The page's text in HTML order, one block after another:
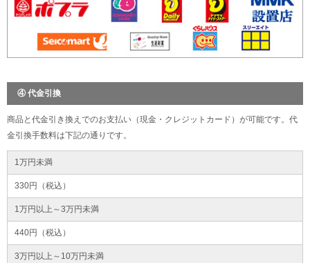
④ 代金引換
商品と代金引き換えでのお支払い（現金・クレジットカード）が可能です。代
金引換手数料は下記の通りです。
1万円未満
330円（税込）
1万円以上～3万円未満
440円（税込）
3万円以上～10万円未満